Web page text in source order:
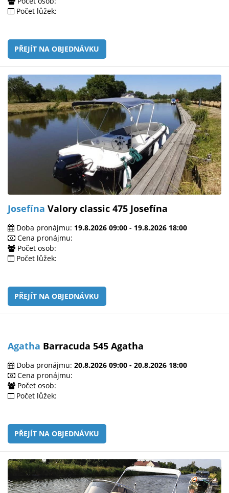
Počet lůžek:
PŘEJÍT NA OBJEDNÁVKU
Josefína Valory classic 475 Josefína
Doba pronájmu: 19.8.2026 09:00 - 19.8.2026 18:00
Cena pronájmu:
Počet osob:
Počet lůžek:
PŘEJÍT NA OBJEDNÁVKU
Agatha Barracuda 545 Agatha
Doba pronájmu: 20.8.2026 09:00 - 20.8.2026 18:00
Cena pronájmu:
Počet osob:
Počet lůžek:
PŘEJÍT NA OBJEDNÁVKU